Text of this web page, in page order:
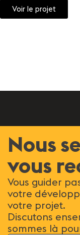
Voir le projet
Nous
vous
Vous guider
votre
votre projet.
Discutons
sommes là